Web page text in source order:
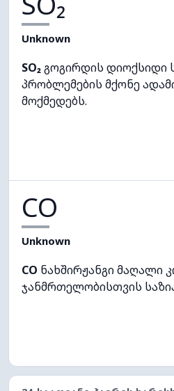
Unknown
SO₂გოგირდის დიოქსიდი
პრობლემების მქონე
მოქმედებს.
CO
Unknown
CO ნახშირჟანგი მაღალი
ჯანმრთელობისთვის